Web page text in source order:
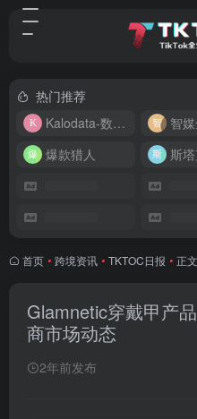
热门推荐
Kalodata-数据分析平台
爆款猎人
斯
首页 • 跨境资讯 • TKTOC日报 • 正文
Glamnetic穿戴甲产
商市场动态
2年前发布